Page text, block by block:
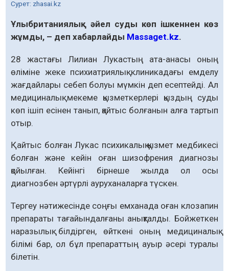
Сурет: zhasai.kz
Ұлыбританиялық әйел суды көп ішкеннен көз
жұмды, – деп хабарлайды Massaget.kz.
28 жастағы Лилиан Лукастың ата-анасы оның
өліміне жеке психиатриялық клиникадағы емделу
жағдайлары себеп болуы мүмкін деп есептейді. Ал
медициналық мекеме қызметкерлері қыздың суды
көп ішіп есінен танып, қайтыс болғанын алға тартып
отыр.
Қайтыс болған Лукас психикалық қызмет медбикесі
болған және кейін оған шизофрения диагнозы
қойылған. Кейінгі бірнеше жылда ол осы
диагнозбен әртүрлі ауруханаларға түскен.
Тергеу нәтижесінде соңғы емханада оған клозапин
препараты тағайындалғаны анықталды. Бойжеткен
наразылық білдірген, өйткені оның медициналық
білімі бар, ол бұл препараттың ауыр әсері туралы
білетін.